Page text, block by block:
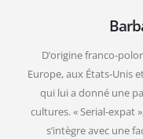
D’origine franco-
Europe, aux États-Unis
qui lui a donné une
cultures. « Serial-expat
s’intègre avec une